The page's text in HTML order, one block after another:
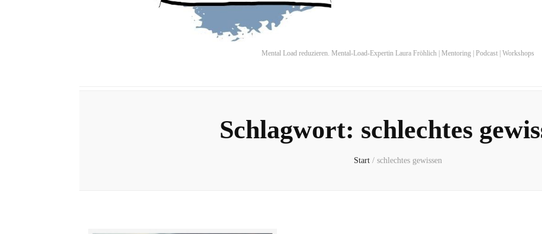
Mental Load reduzieren. Mental-Load-Expertin Laura Fröhlich | Mentoring | Podcast | Workshops
Schlagwort: schlechtes
Start / schlechtes gewissen